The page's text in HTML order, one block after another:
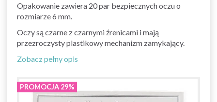
Opakowanie zawiera 20 par bezpiecznych oczu o
rozmiarze 6 mm.
Oczy są czarne z czarnymi źrenicami i mają
przezroczysty plastikowy mechanizm zamykający.
Zobacz pełny opis
PROMOCJA 29%